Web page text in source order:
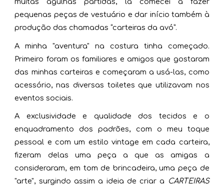
pequenas peças de vestuário e dar início também à
produção das chamadas “carteiras da avó”.
A minha "aventura" na costura tinha começado.
Primeiro foram os familiares e amigos que gostaram
das minhas carteiras e começaram a usá-las, como
acessório, nas diversas toiletes que utilizavam nos
eventos sociais.
A exclusividade e qualidade dos tecidos e o
enquadramento dos padrões, com o meu toque
pessoal e com um estilo vintage em cada carteira,
fizeram delas uma peça a que as amigas a
consideraram, em tom de brincadeira, uma peça de
"arte", surgindo assim a ideia de criar a
CARTEIRAS